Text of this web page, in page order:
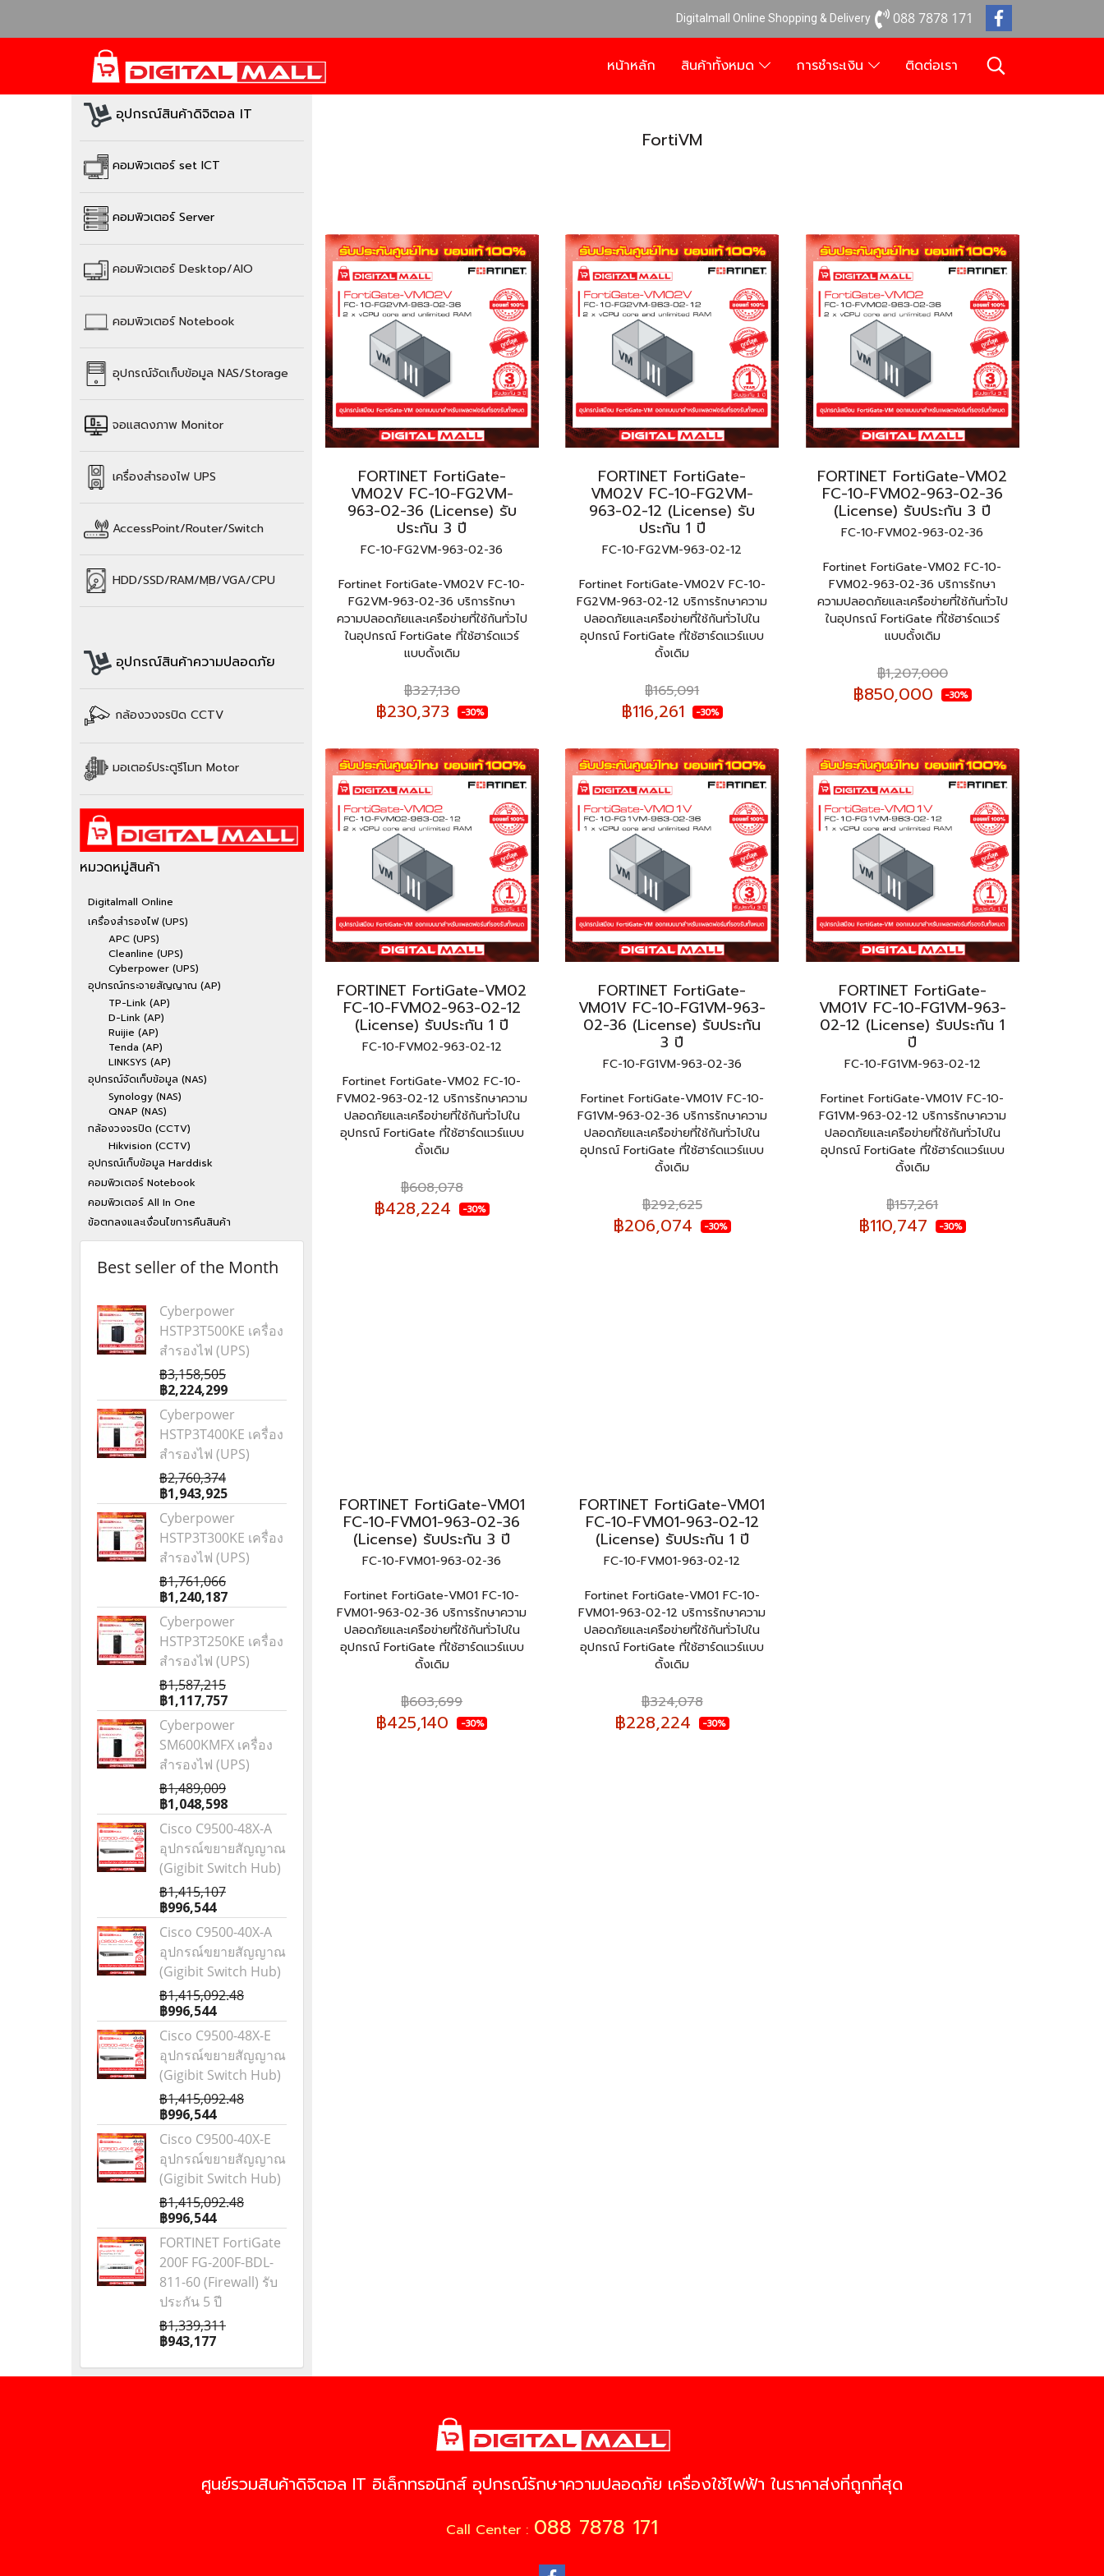
Digitalmall Online Shopping & Delivery 088 7878 171
หน้าหลัก สินค้าทั้งหมด การชำระเงิน ติดต่อเรา
FortiVM
FORTINET FortiGate-
VM02V FC-10-FG2VM-
963-02-36 (License) รับ
ประกัน 3 ปี
FC-10-FG2VM-963-02-36
Fortinet FortiGate-VM02V FC-10-
FG2VM-963-02-36 บริการรักษา
ความปลอดภัยและเครือข่ายที่ใช้กันทั่วไป
ในอุปกรณ์ FortiGate ที่ใช้ฮาร์ดแวร์
แบบดั้งเดิม
฿327,130
฿230,373 -30%
FORTINET FortiGate-
VM02V FC-10-FG2VM-
963-02-12 (License) รับ
ประกัน 1 ปี
FC-10-FG2VM-963-02-12
Fortinet FortiGate-VM02V FC-10-
FG2VM-963-02-12 บริการรักษาความ
ปลอดภัยและเครือข่ายที่ใช้กันทั่วไปใน
อุปกรณ์ FortiGate ที่ใช้ฮาร์ดแวร์แบบ
ดั้งเดิม
฿165,091
฿116,261 -30%
FORTINET FortiGate-VM02
FC-10-FVM02-963-02-36
(License) รับประกัน 3 ปี
FC-10-FVM02-963-02-36
Fortinet FortiGate-VM02 FC-10-
FVM02-963-02-36 บริการรักษา
ความปลอดภัยและเครือข่ายที่ใช้กันทั่วไป
ในอุปกรณ์ FortiGate ที่ใช้ฮาร์ดแวร์
แบบดั้งเดิม
฿1,207,000
฿850,000 -30%
FORTINET FortiGate-VM02
FC-10-FVM02-963-02-12
(License) รับประกัน 1 ปี
FC-10-FVM02-963-02-12
Fortinet FortiGate-VM02 FC-10-
FVM02-963-02-12 บริการรักษาความ
ปลอดภัยและเครือข่ายที่ใช้กันทั่วไปใน
อุปกรณ์ FortiGate ที่ใช้ฮาร์ดแวร์แบบ
ดั้งเดิม
฿608,078
฿428,224 -30%
FORTINET FortiGate-
VM01V FC-10-FG1VM-963-
02-36 (License) รับประกัน
3 ปี
FC-10-FG1VM-963-02-36
Fortinet FortiGate-VM01V FC-10-
FG1VM-963-02-36 บริการรักษาความ
ปลอดภัยและเครือข่ายที่ใช้กันทั่วไปใน
อุปกรณ์ FortiGate ที่ใช้ฮาร์ดแวร์แบบ
ดั้งเดิม
฿292,625
฿206,074 -30%
FORTINET FortiGate-
VM01V FC-10-FG1VM-963-
02-12 (License) รับประกัน 1
ปี
FC-10-FG1VM-963-02-12
Fortinet FortiGate-VM01V FC-10-
FG1VM-963-02-12 บริการรักษาความ
ปลอดภัยและเครือข่ายที่ใช้กันทั่วไปใน
อุปกรณ์ FortiGate ที่ใช้ฮาร์ดแวร์แบบ
ดั้งเดิม
฿157,261
฿110,747 -30%
FORTINET FortiGate-VM01
FC-10-FVM01-963-02-36
(License) รับประกัน 3 ปี
FC-10-FVM01-963-02-36
Fortinet FortiGate-VM01 FC-10-
FVM01-963-02-36 บริการรักษาความ
ปลอดภัยและเครือข่ายที่ใช้กันทั่วไปใน
อุปกรณ์ FortiGate ที่ใช้ฮาร์ดแวร์แบบ
ดั้งเดิม
฿603,699
฿425,140 -30%
FORTINET FortiGate-VM01
FC-10-FVM01-963-02-12
(License) รับประกัน 1 ปี
FC-10-FVM01-963-02-12
Fortinet FortiGate-VM01 FC-10-
FVM01-963-02-12 บริการรักษาความ
ปลอดภัยและเครือข่ายที่ใช้กันทั่วไปใน
อุปกรณ์ FortiGate ที่ใช้ฮาร์ดแวร์แบบ
ดั้งเดิม
฿324,078
฿228,224 -30%
อุปกรณ์สินค้าดิจิตอล IT
คอมพิวเตอร์ set ICT
คอมพิวเตอร์ Server
คอมพิวเตอร์Desktop/AIO
คอมพิวเตอร์Notebook
อุปกรณ์จัดเก็บข้อมูล NAS/Storage
จอแสดงภาพ Monitor
เครื่องสำรองไฟ UPS
AccessPoint/Router/Switch
HDD/SSD/RAM/MฺB/VGA/CPU
อุปกรณ์สินค้าความปลอดภัย
กล้องวงจรปิด CCTV
มอเตอร์ประตูรีโมท Motor
หมวดหมู่สินค้า
Digitalmall Online
เครื่องสำรองไฟ (UPS)
APC (UPS)
Cleanline (UPS)
Cyberpower (UPS)
อุปกรณ์กระจายสัญญาณ (AP)
TP-Link (AP)
D-Link (AP)
Ruijie (AP)
Tenda (AP)
LINKSYS (AP)
อุปกรณ์จัดเก็บข้อมูล (NAS)
Synology (NAS)
QNAP (NAS)
กล้องวงจรปิด (CCTV)
Hikvision (CCTV)
อุปกรณ์เก็บข้อมูล Harddisk
คอมพิวเตอร์ Notebook
คอมพิวเตอร์ All In One
ข้อตกลงและเงื่อนไขการคืนสินค้า
Best seller of the Month
Cyberpower
HSTP3T500KE เครื่อง
สำรองไฟ (UPS)
฿3,158,505
฿2,224,299
Cyberpower
HSTP3T400KE เครื่อง
สำรองไฟ (UPS)
฿2,760,374
฿1,943,925
Cyberpower
HSTP3T300KE เครื่อง
สำรองไฟ (UPS)
฿1,761,066
฿1,240,187
Cyberpower
HSTP3T250KE เครื่อง
สำรองไฟ (UPS)
฿1,587,215
฿1,117,757
Cyberpower
SM600KMFX เครื่อง
สำรองไฟ (UPS)
฿1,489,009
฿1,048,598
Cisco C9500-48X-A
อุปกรณ์ขยายสัญญาณ
(Gigibit Switch Hub)
฿1,415,107
฿996,544
Cisco C9500-40X-A
อุปกรณ์ขยายสัญญาณ
(Gigibit Switch Hub)
฿1,415,092.48
฿996,544
Cisco C9500-48X-E
อุปกรณ์ขยายสัญญาณ
(Gigibit Switch Hub)
฿1,415,092.48
฿996,544
Cisco C9500-40X-E
อุปกรณ์ขยายสัญญาณ
(Gigibit Switch Hub)
฿1,415,092.48
฿996,544
FORTINET FortiGate
200F FG-200F-BDL-
811-60 (Firewall) รับ
ประกัน 5 ปี
฿1,339,311
฿943,177
ศูนย์รวมสินค้าดิจิตอล IT อิเล็กทรอนิกส์ อุปกรณ์รักษาความปลอดภัย เครื่องใช้ไฟฟ้า ในราคาส่งที่ถูกที่สุด
Call Center : 088 7878 171